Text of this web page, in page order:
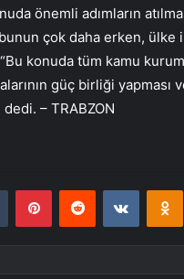
önemli adımların
çok daha erken, ülke
konuda tüm kamu
güç birliği
– TRABZON
Tumblr PinterestReddit